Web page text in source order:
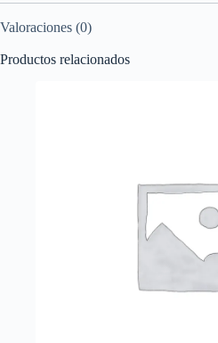
Valoraciones (0)
Productos relacionados